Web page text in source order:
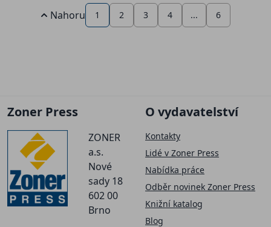
Nahoru 1 2 3 4 ... 6
Zoner Press
ZONER
a.s.
Nové
sady 18
602 00
Brno
O vydavatelství
Kontakty
Lidé v Zoner Press
Nabídka práce
Odběr novinek Zoner Press
Knižní katalog
Blog